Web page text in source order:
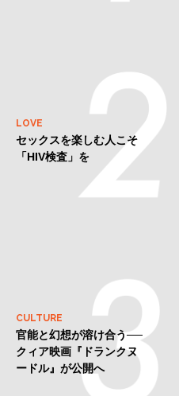
LOVE
セックスを楽しむ人こそ
「HIV検査」を
CULTURE
官能と幻想が溶け合う──
クィア映画『ドランクヌ
ードル』が公開へ